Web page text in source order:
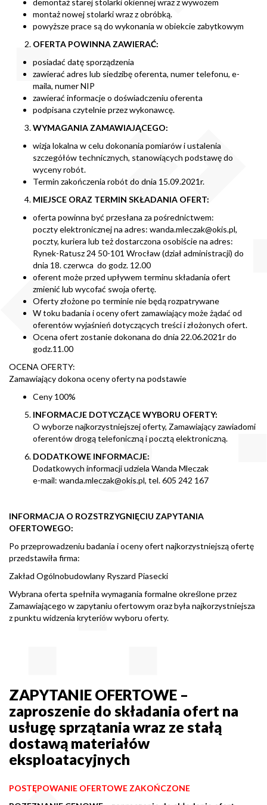
montaż nowej stolarki wraz z obróbką.
powyższe prace są do wykonania w obiekcie zabytkowym
OFERTA POWINNA ZAWIERAĆ:
posiadać datę sporządzenia
zawierać adres lub siedzibę oferenta, numer telefonu, e-
maila, numer NIP
zawierać informacje o doświadczeniu oferenta
podpisana czytelnie przez wykonawcę.
WYMAGANIA ZAMAWIAJĄCEGO:
wizja lokalna w celu dokonania pomiarów i ustalenia
szczegółów technicznych, stanowiących podstawę do
wyceny robót.
Termin zakończenia robót do dnia 15.09.2021r.
MIEJSCE ORAZ TERMIN SKŁADANIA OFERT:
oferta powinna być przesłana za pośrednictwem:
poczty elektronicznej na adres: wanda.mleczak@okis.pl,
poczty, kuriera lub też dostarczona osobiście na adres:
Rynek-Ratusz 24 50-101 Wrocław (dział administracji) do
dnia 18. czerwca do godz. 12.00
oferent może przed upływem terminu składania ofert
zmienić lub wycofać swoja ofertę.
Oferty złożone po terminie nie będą rozpatrywane
W toku badania i oceny ofert zamawiający może żądać od
oferentów wyjaśnień dotyczących treści i złożonych ofert.
Ocena ofert zostanie dokonana do dnia 22.06.2021r do
godz.11.00
OCENA OFERTY:
Zamawiający dokona oceny oferty na podstawie
Ceny 100%
INFORMACJE DOTYCZĄCE WYBORU OFERTY:
O wyborze najkorzystniejszej oferty, Zamawiający zawiadomi
oferentów drogą telefoniczną i pocztą elektroniczną.
DODATKOWE INFORMACJE:
Dodatkowych informacji udziela Wanda Mleczak
e-mail: wanda.mleczak@okis.pl, tel. 605 242 167
INFORMACJA O ROZSTRZYGNIĘCIU ZAPYTANIA
OFERTOWEGO:
Po przeprowadzeniu badania i oceny ofert najkorzystniejszą ofertę
przedstawiła firma:
Zakład Ogólnobudowlany Ryszard Piasecki
Wybrana oferta spełniła wymagania formalne określone przez
Zamawiającego w zapytaniu ofertowym oraz była najkorzystniejsza
z punktu widzenia kryteriów wyboru oferty.
ZAPYTANIE OFERTOWE –
zaproszenie do składania ofert na
usługę sprzątania wraz ze stałą
dostawą materiałów
eksploatacyjnych
POSTĘPOWANIE OFERTOWE ZAKOŃCZONE